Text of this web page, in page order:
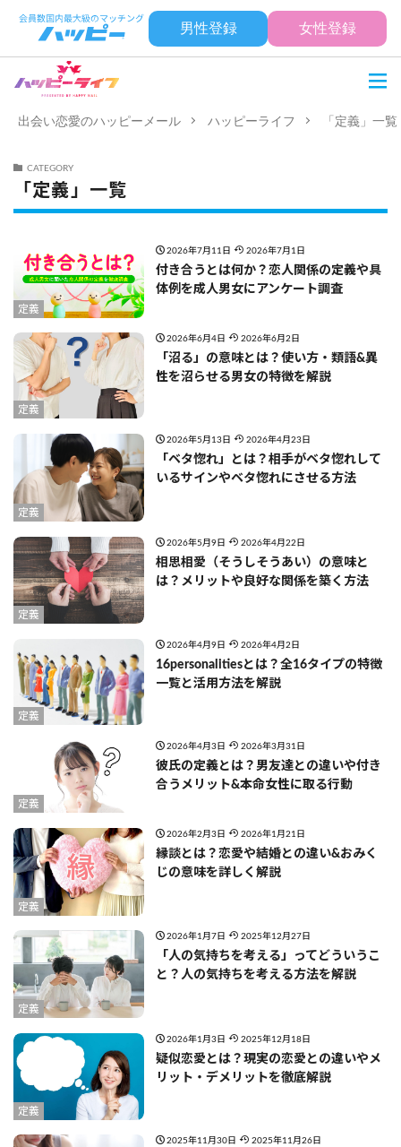
男性登録 女性登録
出会い恋愛のハッピーメール ハッピーライフ 「定義」一覧
CATEGORY
「定義」一覧
定義
2026年7月11日 2026年7月1日
付き合うとは何か？恋人関係の定義や具
体例を成人男女にアンケート調査
定義
2026年6月4日 2026年6月2日
「沼る」の意味とは？使い方・類語&異
性を沼らせる男女の特徴を解説
定義
2026年5月13日 2026年4月23日
「ベタ惚れ」とは？相手がベタ惚れして
いるサインやベタ惚れにさせる方法
定義
2026年5月9日 2026年4月22日
相思相愛（そうしそうあい）の意味と
は？メリットや良好な関係を築く方法
定義
2026年4月9日 2026年4月2日
16personalitiesとは？全16タイプの特徴
一覧と活用方法を解説
定義
2026年4月3日 2026年3月31日
彼氏の定義とは？男友達との違いや付き
合うメリット&本命女性に取る行動
定義
2026年2月3日 2026年1月21日
縁談とは？恋愛や結婚との違い&おみく
じの意味を詳しく解説
定義
2026年1月7日 2025年12月27日
「人の気持ちを考える」ってどういうこ
と？人の気持ちを考える方法を解説
定義
2026年1月3日 2025年12月18日
疑似恋愛とは？現実の恋愛との違いやメ
リット・デメリットを徹底解説
2025年11月30日 2025年11月26日